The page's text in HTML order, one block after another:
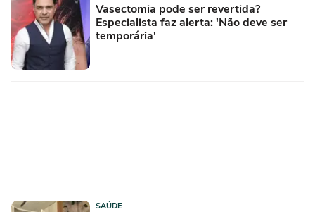
Vasectomia pode ser revertida?
Especialista faz alerta: 'Não deve ser
temporária'
SAÚDE